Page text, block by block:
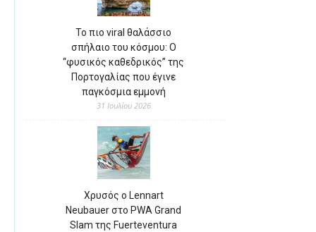
Το πιο viral θαλάσσιο
σπήλαιο του κόσμου: Ο
“φυσικός καθεδρικός” της
Πορτογαλίας που έγινε
παγκόσμια εμμονή
31 Ιουλίου 2026
Χρυσός ο Lennart
Neubauer στο PWA Grand
Slam της Fuerteventura